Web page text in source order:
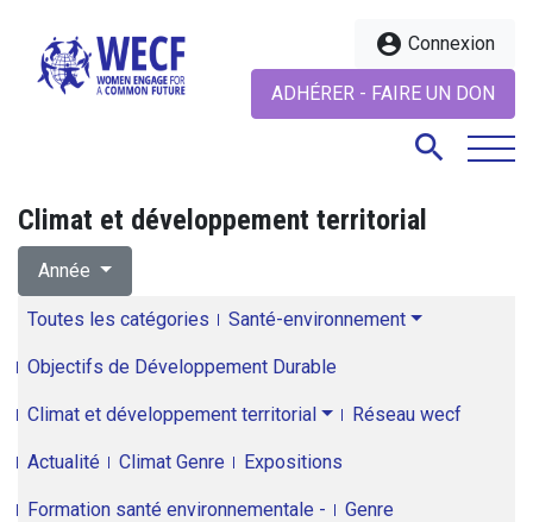
account_circle Connexion
ADHÉRER - FAIRE UN DON
search
Climat et développement territorial
Année
Toutes les catégories Santé-environnement
Objectifs de Développement Durable
Climat et développement territorial Réseau wecf
Actualité Climat Genre Expositions
Formation santé environnementale - Genre